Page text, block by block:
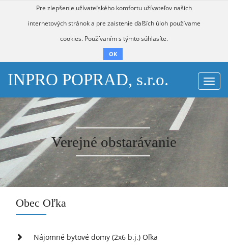
Pre zlepšenie užívateľského komfortu užívateľov našich
internetových stránok a pre zaistenie ďaľších úloh používame
cookies. Používaním s týmto súhlasíte.
OK
INPRO POPRAD, s.r.o.
Verejné obstarávanie
Obec Oľka
Nájomné bytové domy (2x6 b.j.) Oľka